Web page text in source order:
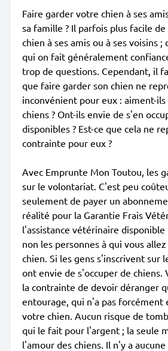
Faire garder votre chien à ses
sa famille ? Il parfois plus facile
chien à ses amis ou à ses voisins ;
qui on fait généralement
trop de questions. Cependant, il
que faire garder son chien ne
inconvénient pour eux : aiment-
chiens ? Ont-ils envie de s'en
disponibles ? Est-ce que cela ne
contrainte pour eux ?
Avec Emprunte Mon Toutou, les
sur le volontariat. C'est peu
seulement de payer un
réalité pour la Garantie Frais
l'assistance vétérinaire
non les personnes à qui vous
chien. Si les gens s'inscrivent sur
ont envie de s'occuper de chiens.
la contrainte de devoir déranger
entourage, qui n'a pas forcément
votre chien. Aucun risque de
qui le fait pour l'argent ; la seule
l'amour des chiens. Il n'y a